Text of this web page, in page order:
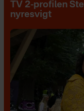
TV 2-profilen
nyresvigt